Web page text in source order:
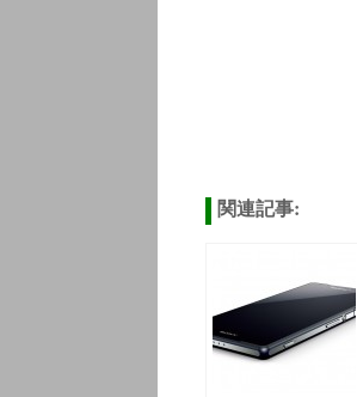
関連記事: